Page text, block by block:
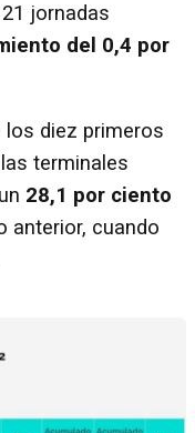
jornadas
del 0,4 por
los diez primeros
terminales
28,1 por ciento
anterior, cuando